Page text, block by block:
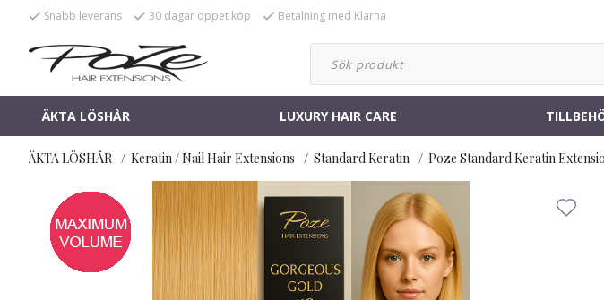
Snabb leverans 30 dagar öppet köp Betalning med Klarna
ÄKTA LÖSHÅR LUXURY HAIR CARE
ÄKTA LÖSHÅR Keratin / Nail Hair Extensions Standard Keratin Poze Standard Keratin